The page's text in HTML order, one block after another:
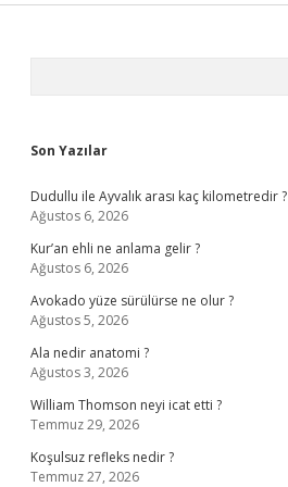
Son Yazılar
Dudullu ile Ayvalık arası kaç kilometredir ?
Ağustos 6, 2026
Kur’an ehli ne anlama gelir ?
Ağustos 6, 2026
Avokado yüze sürülürse ne olur ?
Ağustos 5, 2026
Ala nedir anatomi ?
Ağustos 3, 2026
William Thomson neyi icat etti ?
Temmuz 29, 2026
Koşulsuz refleks nedir ?
Temmuz 27, 2026